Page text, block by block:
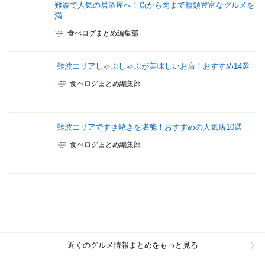
難波で人気の居酒屋へ！魚から肉まで種類豊富なグルメを
満...
食べログまとめ編集部
難波エリアしゃぶしゃぶが美味しいお店！おすすめ14選
食べログまとめ編集部
難波エリアですき焼きを堪能！おすすめの人気店10選
食べログまとめ編集部
近くのグルメ情報まとめをもっと見る